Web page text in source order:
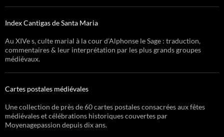
Index Cantigas de Santa Maria
Au XIVe s, culte marial à la cour d’Alphonse le Sage : traduction,
commentaires & leur interprétation par les plus grands groupes
médiévaux.
Cartes postales médiévales
Une collection de près de 60 cartes postales consacrées aux fêtes
médiévales et célébrations historiques couvertes par
Moyenagepassion depuis dix ans.